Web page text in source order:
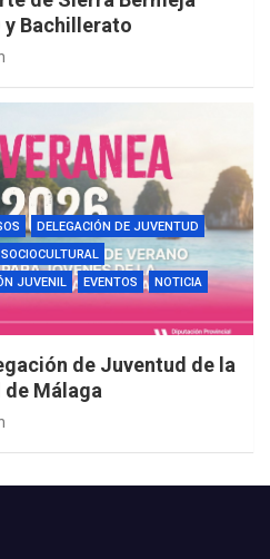
y Bachillerato
DELEGACIÓN DE JUVENTUD
JUVENIL
EVENTOS
NOTICIA
de Juventud de la
Málaga